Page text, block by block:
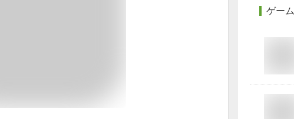
ゲーム